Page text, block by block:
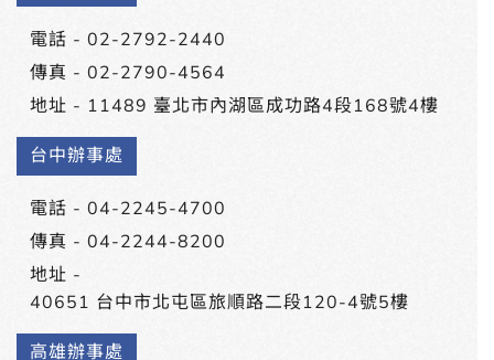
電話 - 02-2792-2440
傳真 - 02-2790-4564
地址 - 11489 臺北市內湖區成功路4段168號4樓
台中辦事處
電話 - 04-2245-4700
傳真 - 04-2244-8200
地址 -
40651 台中市北屯區旅順路二段120-4號5樓
高雄辦事處